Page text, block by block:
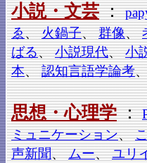
小説・文芸：
ゑ、火鍋子、群像、
ばる、小説現代、小
本、認知言語学論考
思想・心理学：
ミュニケーション、
声新聞、ムー、ユリ